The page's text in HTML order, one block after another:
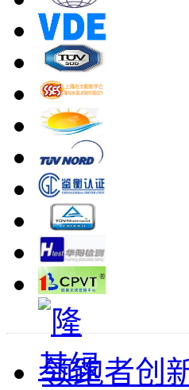
领跑者创